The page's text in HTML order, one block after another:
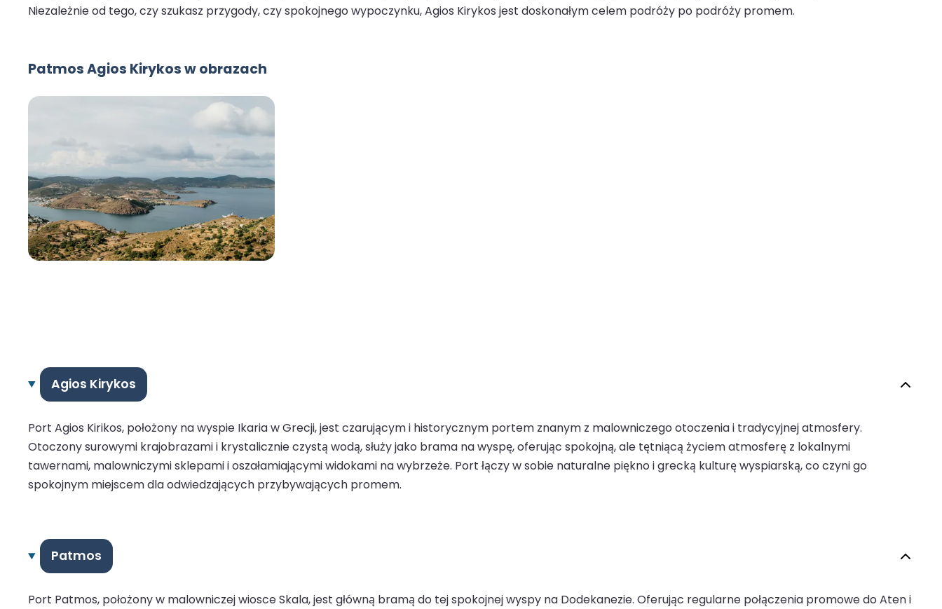
Niezależnie od tego, czy szukasz przygody, czy spokojnego wypoczynku, Agios Kirykos jest doskonałym celem podróży po podróży promem.
Patmos Agios Kirykos w obrazach
Agios Kirykos
Port Agios Kirikos, położony na wyspie Ikaria w Grecji, jest czarującym i historycznym portem znanym z malowniczego otoczenia i tradycyjnej atmosfery.
Otoczony surowymi krajobrazami i krystalicznie czystą wodą, służy jako brama na wyspę, oferując spokojną, ale tętniącą życiem atmosferę z lokalnymi
tawernami, malowniczymi sklepami i oszałamiającymi widokami na wybrzeże. Port łączy w sobie naturalne piękno i grecką kulturę wyspiarską, co czyni go
spokojnym miejscem dla odwiedzających przybywających promem.
Patmos
Port Patmos, położony w malowniczej wiosce Skala, jest główną bramą do tej spokojnej wyspy na Dodekanezie. Oferując regularne połączenia promowe do Aten i